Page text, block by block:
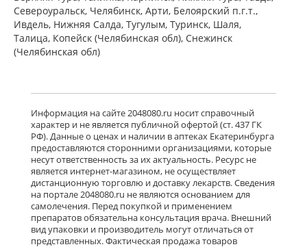
Тебантин (капсулы 300 мг № 50)
Гедеон Рихтер ОАО Венгрия Гедеон
Рихтер-Рус АО Россия
есть в 2 аптеках
Нейронтин (табл. п. плен. о. 600 мг
№ 50) Пфайзер Мэнюфэкчуринг
Дойчленд ГмбХ Германия Виатрис
Спешиалти ЭлЭлСи Пуэрто-
Рико,США
Нет в аптеках города
Нейронтин (табл. п. плен. о. 600 мг
№ 100) Пфайзер Мэнюфэкчуринг
Дойчленд ГмбХ Германия Виатрис
Спешиалти ЭлЭлСи Пуэрто-
Рико,США
есть в 1 аптеках
Североуральск, Челябинск, Арти, Белоярский п.г.т.,
Ивдель, Нижняя Салда, Тугулым, Туринск, Шаля,
Талица, Копейск (Челябинская обл), Снежинск
(Челябинская обл)
Информация на сайте 2048080.ru носит справочный
характер и не является публичной офертой (ст. 437 ГК
РФ). Данные о ценах и наличии в аптеках Екатеринбурга
предоставляются сторонними организациями, которые
несут ответственность за их актуальность. Ресурс не
является интернет-магазином, не осуществляет
дистанционную торговлю и доставку лекарств. Сведения
на портале 2048080.ru не являются основанием для
самолечения. Перед покупкой и применением
препаратов обязательна консультация врача. Внешний
вид упаковки и производитель могут отличаться от
представленных. Фактическая продажа товаров